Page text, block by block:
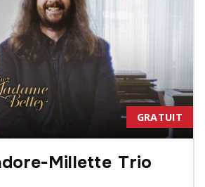
GRATUIT
Millette Trio